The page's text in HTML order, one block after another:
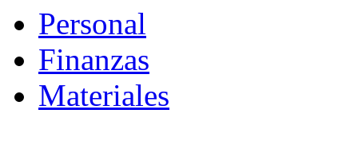
Personal
Finanzas
Materiales